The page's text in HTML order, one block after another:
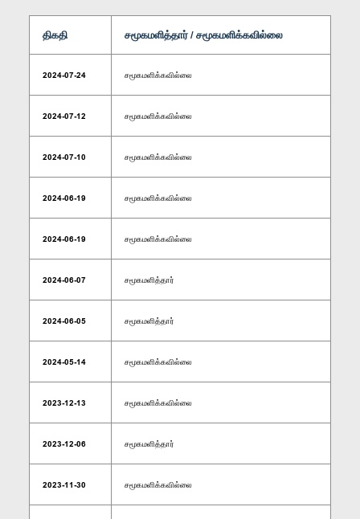
திகதி சமூகமளித்தார் / சமூகமளிக்கவில்லை
2024-07-24 சமூகமளிக்கவில்லை
2024-07-12 சமூகமளிக்கவில்லை
2024-07-10 சமூகமளிக்கவில்லை
2024-06-19 சமூகமளிக்கவில்லை
2024-06-19 சமூகமளிக்கவில்லை
2024-06-07 சமூகமளித்தார்
2024-06-05 சமூகமளித்தார்
2024-05-14 சமூகமளிக்கவில்லை
2023-12-13 சமூகமளிக்கவில்லை
2023-12-06 சமூகமளித்தார்
2023-11-30 சமூகமளிக்கவில்லை